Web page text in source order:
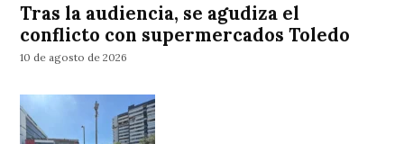
Tras la audiencia, se agudiza el
conflicto con supermercados Toledo
10 de agosto de 2026